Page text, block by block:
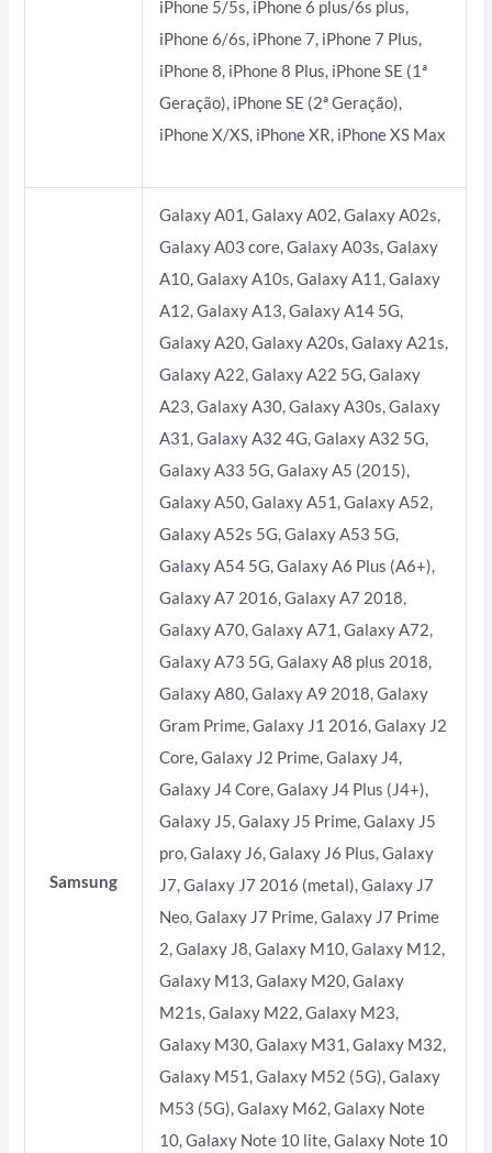
iPhone 5/5s, iPhone 6 plus/6s plus,
iPhone 6/6s, iPhone 7, iPhone 7 Plus,
iPhone 8, iPhone 8 Plus, iPhone SE (1ª
Geração), iPhone SE (2ª Geração),
iPhone X/XS, iPhone XR, iPhone XS Max
Samsung
Galaxy A01, Galaxy A02, Galaxy A02s,
Galaxy A03 core, Galaxy A03s, Galaxy
A10, Galaxy A10s, Galaxy A11, Galaxy
A12, Galaxy A13, Galaxy A14 5G,
Galaxy A20, Galaxy A20s, Galaxy A21s,
Galaxy A22, Galaxy A22 5G, Galaxy
A23, Galaxy A30, Galaxy A30s, Galaxy
A31, Galaxy A32 4G, Galaxy A32 5G,
Galaxy A33 5G, Galaxy A5 (2015),
Galaxy A50, Galaxy A51, Galaxy A52,
Galaxy A52s 5G, Galaxy A53 5G,
Galaxy A54 5G, Galaxy A6 Plus (A6+),
Galaxy A7 2016, Galaxy A7 2018,
Galaxy A70, Galaxy A71, Galaxy A72,
Galaxy A73 5G, Galaxy A8 plus 2018,
Galaxy A80, Galaxy A9 2018, Galaxy
Gram Prime, Galaxy J1 2016, Galaxy J2
Core, Galaxy J2 Prime, Galaxy J4,
Galaxy J4 Core, Galaxy J4 Plus (J4+),
Galaxy J5, Galaxy J5 Prime, Galaxy J5
pro, Galaxy J6, Galaxy J6 Plus, Galaxy
J7, Galaxy J7 2016 (metal), Galaxy J7
Neo, Galaxy J7 Prime, Galaxy J7 Prime
2, Galaxy J8, Galaxy M10, Galaxy M12,
Galaxy M13, Galaxy M20, Galaxy
M21s, Galaxy M22, Galaxy M23,
Galaxy M30, Galaxy M31, Galaxy M32,
Galaxy M51, Galaxy M52 (5G), Galaxy
M53 (5G), Galaxy M62, Galaxy Note
10, Galaxy Note 10 lite, Galaxy Note 10